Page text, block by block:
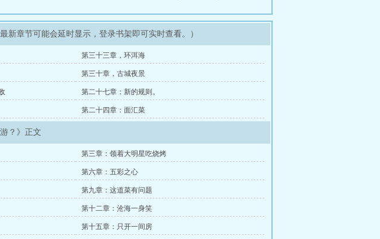
新章节可能会延时显示，登录书架即可实时查看。）
第三十三章，环洱海
第三十章，古城夜景
第二十七章：新的规则。
第二十四章：面汇菜
？》正文
第三章：领着大明星吃烧烤
第六章：五彩之心
第九章：这道菜有问题
第十二章：沧海一身笑
第十五章：只开一间房